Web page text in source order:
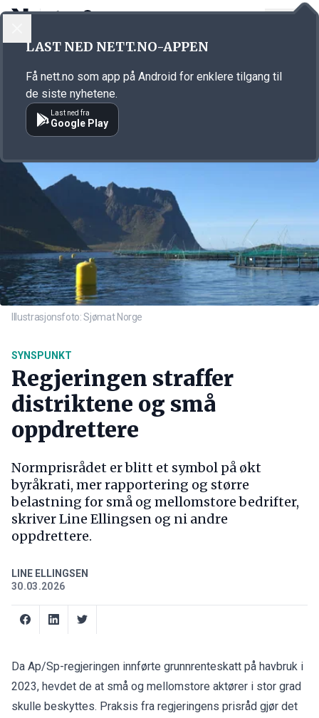
Annonsørinnhold
Illustrasjonsfoto: Sjømat Norge
SYNSPUNKT
Regjeringen straffer
distriktene og små
oppdrettere
Normprisrådet er blitt et symbol på økt
byråkrati, mer rapportering og større
belastning for små og mellomstore bedrifter,
skriver Line Ellingsen og ni andre
oppdrettere.
LINE ELLINGSEN
30.03.2026
Da Ap/Sp-regjeringen innførte grunnrenteskatt på havbruk i
2023, hevdet de at små og mellomstore aktører i stor grad
skulle beskyttes. Praksis fra regjeringens prisråd gjør det
LAST NED NETT.NO-APPEN
Få nett.no som app på Android for enklere tilgang til
de siste nyhetene.
Last ned fra
Google Play